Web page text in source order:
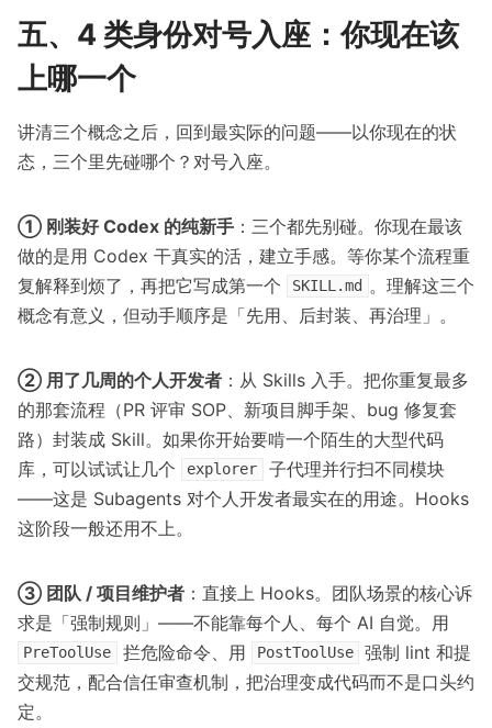
五、4 类身份对号入座：你现在该
上哪一个
讲清三个概念之后，回到最实际的问题——以你现在的状
态，三个里先碰哪个？对号入座。
① 刚装好 Codex 的纯新手 ：三个都先别碰。你现在最该
做的是用 Codex 干真实的活，建立手感。等你某个流程重
复解释到烦了，再把它写成第一个
SKILL.md
。理解这三个
概念有意义，但动手顺序是「先用、后封装、再治理」。
② 用了几周的个人开发者 ：从 Skills 入手。把你重复最多
的那套流程（PR 评审 SOP、新项目脚手架、bug 修复套
路）封装成 Skill。如果你开始要啃一个陌生的大型代码
库，可以试试让几个
explorer
子代理并行扫不同模块
——这是 Subagents 对个人开发者最实在的用途。Hooks
这阶段一般还用不上。
③ 团队 / 项目维护者 ：直接上 Hooks。团队场景的核心诉
求是「强制规则」——不能靠每个人、每个 AI 自觉。用
PreToolUse 拦危险命令、用 PostToolUse
强制 lint 和提
交规范，配合信任审查机制，把治理变成代码而不是口头约
定。